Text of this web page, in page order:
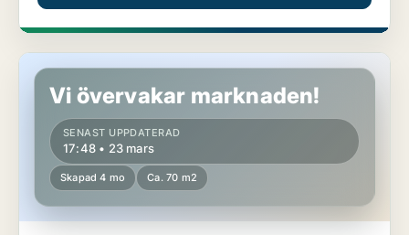
Butikslokal på Östermalm
Vi övervakar marknaden!
SENAST UPPDATERAD
17:48 • 23 mars
Skapad 4 mo Ca. 70 m2